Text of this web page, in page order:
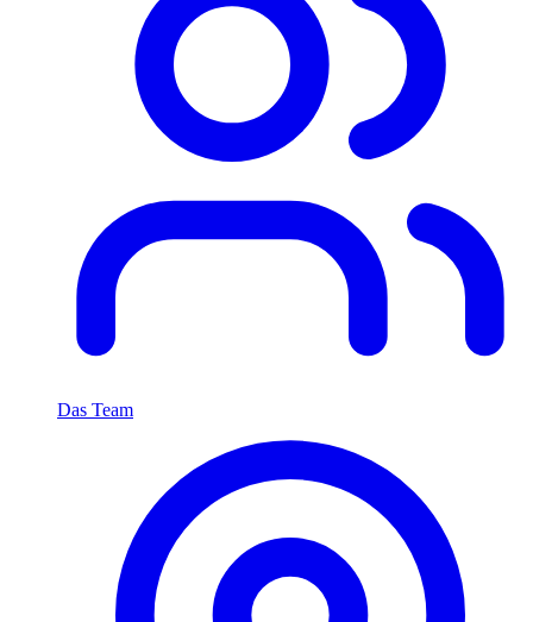
Das Team